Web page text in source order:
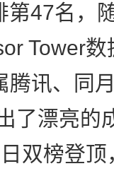
第47名，
Tower
腾讯、同
了漂亮
双榜登